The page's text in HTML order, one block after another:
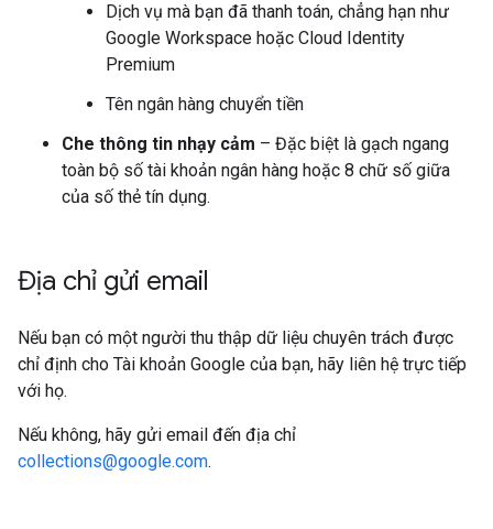
Dịch vụ mà bạn đã thanh toán, chẳng hạn như
Google Workspace hoặc Cloud Identity
Premium
Tên ngân hàng chuyển tiền
Che thông tin nhạy cảm – Đặc biệt là gạch ngang
toàn bộ số tài khoản ngân hàng hoặc 8 chữ số giữa
của số thẻ tín dụng.
Địa chỉ gửi email
Nếu bạn có một người thu thập dữ liệu chuyên trách được
chỉ định cho Tài khoản Google của bạn, hãy liên hệ trực tiếp
với họ.
Nếu không, hãy gửi email đến địa chỉ
collections@google.com.